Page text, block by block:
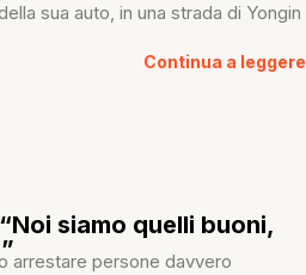
sua auto, in una strada di Yongin
Continua a leggere
siamo quelli buoni,
arrestare persone davvero